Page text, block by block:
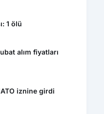
1 ölü
alım fiyatları
iznine girdi